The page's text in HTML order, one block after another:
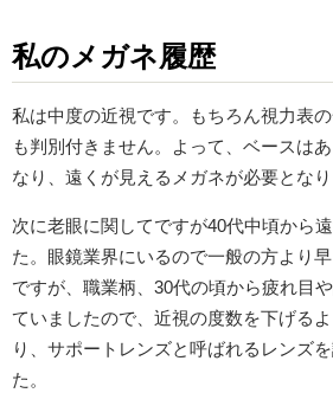
私のメガネ履歴
私は中度の近視です。もちろん視力表
も判別付きません。よって、ベースは
なり、遠くが見えるメガネが必要となり
次に老眼に関してですが40代中頃から
た。眼鏡業界にいるので一般の方より
ですが、職業柄、30代の頃から疲れ目
ていましたので、近視の度数を下げる
り、サポートレンズと呼ばれるレンズ
た。